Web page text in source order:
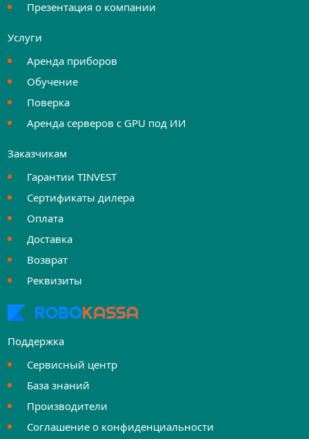
Презентация о компании
Услуги
Аренда приборов
Обучение
Поверка
Аренда серверов с GPU под ИИ
Заказчикам
Гарантии TINVEST
Сертификаты дилера
Оплата
Доставка
Возврат
Реквизиты
Поддержка
Сервисный центр
База знаний
Производители
Соглашение о конфиденциальности